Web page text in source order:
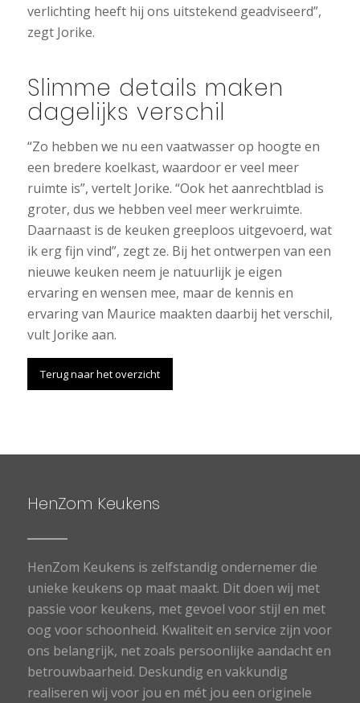
verlichting heeft hij ons uitstekend geadviseerd”,
zegt Jorike.
Slimme details maken
dagelijks verschil
“Zo hebben we nu een vaatwasser op hoogte en
een bredere koelkast, waardoor er veel meer
ruimte is”, vertelt Jorike. “Ook het aanrechtblad is
groter, dus we hebben veel meer werkruimte.
Daarnaast is de keuken greeploos uitgevoerd, wat
ik erg fijn vind”, zegt ze. Bij het ontwerpen van een
nieuwe keuken neem je natuurlijk je eigen
ervaring en wensen mee, maar de kennis en
ervaring van Maurice maakten daarbij het verschil,
vult Jorike aan.
Terug naar het overzicht
HenZom Keukens
HenZom Keukens is zelfstandig ondernemer die
unieke keukens op maat maakt. Dit doen wij met
passie voor keukens, met gevoel voor stijl en met
oog voor schoonheid. Kwaliteit en service zijn voor
ons belangrijk, net zoals persoonlijke aandacht en
betrouwbaarheid. Deskundig en vakkundig
realiseren wij voor jou en mét jou een originele